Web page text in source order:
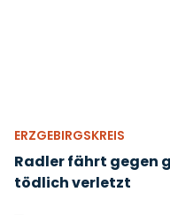
ERZGEBIRGSKREIS
Radler fährt gegen
tödlich verletzt